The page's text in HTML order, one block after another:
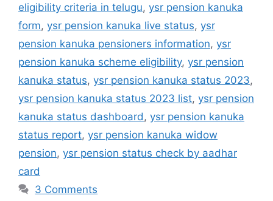
eligibility criteria in telugu, ysr pension kanuka
form, ysr pension kanuka live status, ysr
pension kanuka pensioners information, ysr
pension kanuka scheme eligibility, ysr pension
kanuka status, ysr pension kanuka status 2023,
ysr pension kanuka status 2023 list, ysr pension
kanuka status dashboard , ysr pension kanuka
status report, ysr pension kanuka widow
pension, ysr pension status check by aadhar
card
3 Comments